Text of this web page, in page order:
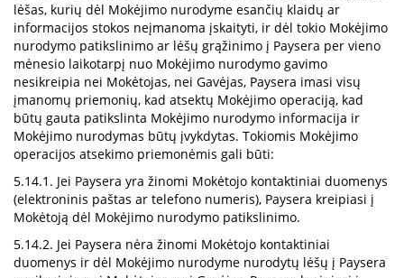
lėšas, kurių dėl Mokėjimo nurodyme esančių klaidų ar
informacijos stokos neįmanoma įskaityti, ir dėl tokio Mokėjimo
nurodymo patikslinimo ar lėšų grąžinimo į Paysera per vieno
mėnesio laikotarpį nuo Mokėjimo nurodymo gavimo
nesikreipia nei Mokėtojas, nei Gavėjas, Paysera imasi visų
įmanomų priemonių, kad atsektų Mokėjimo operaciją, kad
būtų gauta patikslinta Mokėjimo nurodymo informacija ir
Mokėjimo nurodymas būtų įvykdytas. Tokiomis Mokėjimo
operacijos atsekimo priemonėmis gali būti:
5.14.1. Jei Paysera yra žinomi Mokėtojo kontaktiniai duomenys
(elektroninis paštas ar telefono numeris), Paysera kreipiasi į
Mokėtoją dėl Mokėjimo nurodymo patikslinimo.
5.14.2. Jei Paysera nėra žinomi Mokėtojo kontaktiniai
duomenys ir dėl Mokėjimo nurodyme nurodytų lėšų į Paysera